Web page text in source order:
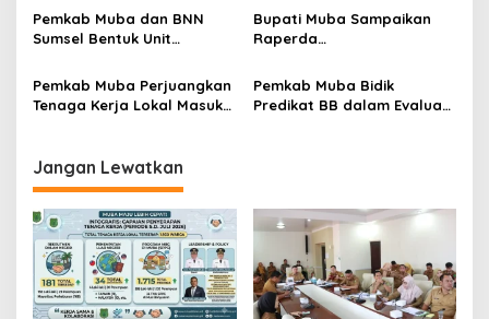
Warga Sekayu Antusias
Pemkab Muba dan BNN
Sumsel Bentuk Unit
Bupati Muba Sampaikan
Raperda
2025, Pendapatan Daerah
Terealisasi 92,49 Persen
Pemkab Muba Perjuangkan
Tenaga Kerja Lokal Masuk
Pemkab Muba Bidik
Predikat BB dalam Evaluasi
Jangan Lewatkan